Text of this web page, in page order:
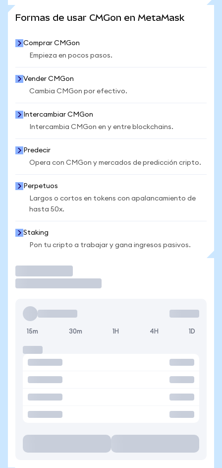
Formas de usar CMGon en MetaMask
Comprar CMGon
Empieza en pocos pasos.
Vender CMGon
Cambia CMGon por efectivo.
Intercambiar CMGon
Intercambia CMGon en y entre blockchains.
Predecir
Opera con CMGon y mercados de predicción cripto.
Perpetuos
Largos o cortos en tokens con apalancamiento de
hasta 50x.
Staking
Pon tu cripto a trabajar y gana ingresos pasivos.
15m 30m 1H 4H 1D